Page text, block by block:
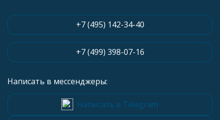
+7 (495) 142-34-40
+7 (499) 398-07-16
Написать в мессенджеры:
Написать в Telegram